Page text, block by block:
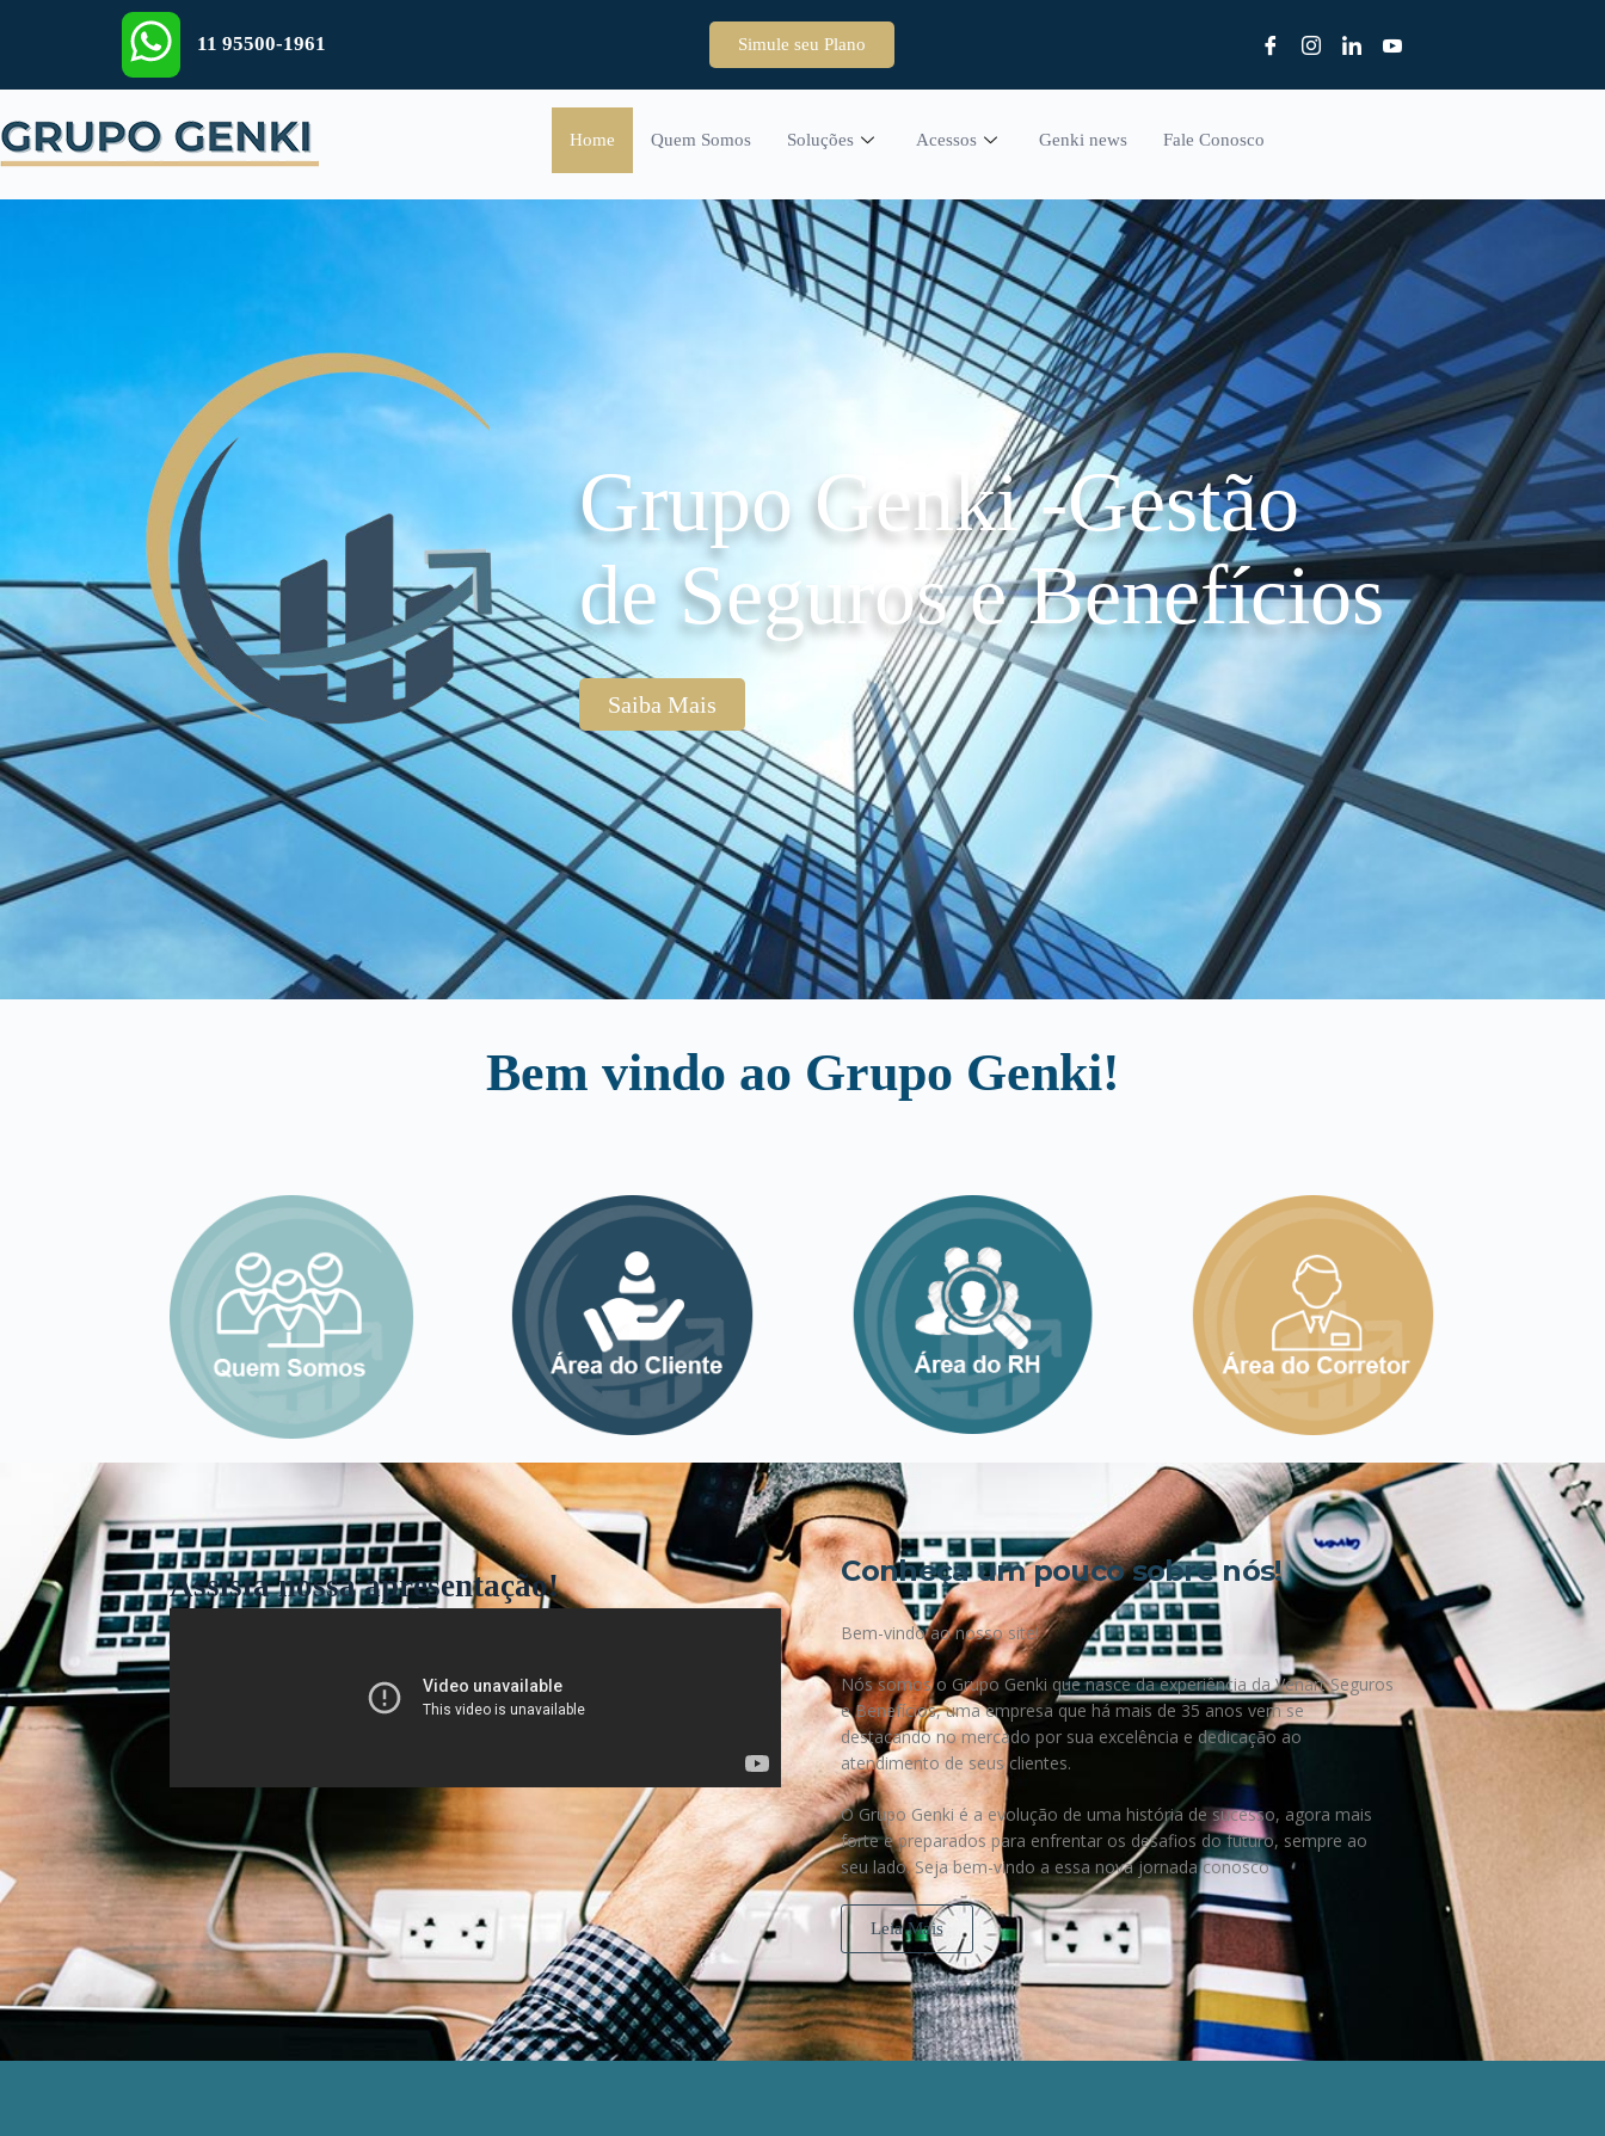
11 95500-1961 Simule seu Plano
Home Quem Somos Soluções Acessos Genki news Fale Conosco
Grupo Genki -Gestão
de Seguros e Benefícios
Saiba Mais
Bem vindo ao Grupo Genki!
Assista nossa apresentação! Conheça um pouco sobre nós!
Bem-vindo ao nosso site!
Nós somos o Grupo Genki que nasce da experiência da Venart Seguros
e Benefícios, uma empresa que há mais de 35 anos vem se
destacando no mercado por sua excelência e dedicação ao
atendimento de seus clientes.
O Grupo Genki é a evolução de uma história de sucesso, agora mais
forte e preparados para enfrentar os desafios do futuro, sempre ao
seu lado. Seja bem-vindo a essa nova jornada conosco
Leia Mais